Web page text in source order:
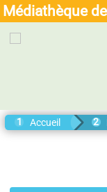
Médiathèque
Accueil
Confort +